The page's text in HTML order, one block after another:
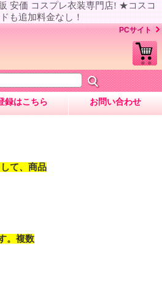
安価 コスプレ衣装専門店! ★コスコ
も追加料金なし！
PCサイト
録はこちら お問い合わせ
て、商品
。複数